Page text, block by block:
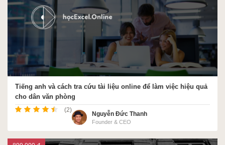
Tiếng anh và cách tra cứu tài liệu online để làm việc hiệu quả
cho dân văn phòng
(2)
Nguyễn Đức Thanh
Founder & CEO